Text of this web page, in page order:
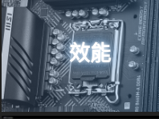
效能